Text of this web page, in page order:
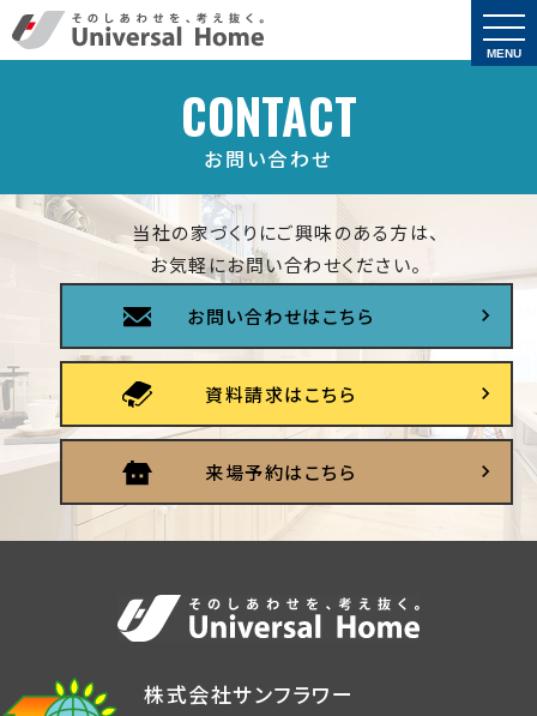
CONTACT
お問い合わせ
当社の家づくりにご興味のある方は、
お気軽にお問い合わせください。
お問い合わせはこちら
資料請求はこちら
来場予約はこちら
株式会社サンフラワー
MENU